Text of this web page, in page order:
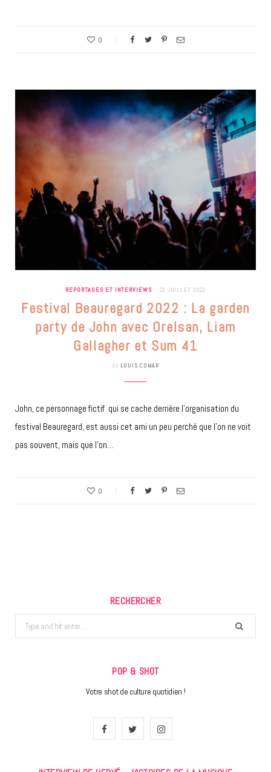
0
REPORTAGES ET INTERVIEWS 21 JUILLET 2022
Festival Beauregard 2022 : La garden
party de John avec Orelsan, Liam
Gallagher et Sum 41
by LOUIS COMAR
John, ce personnage fictif qui se cache derrière l’organisation du
festival Beauregard, est aussi cet ami un peu perché que l’on ne voit
pas souvent, mais que l’on…
0
RECHERCHER
Search
for:
POP & SHOT
Votre shot de culture quotidien !
F
I